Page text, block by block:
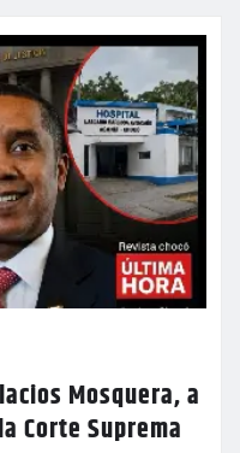
Mosquera, a
Corte Suprema